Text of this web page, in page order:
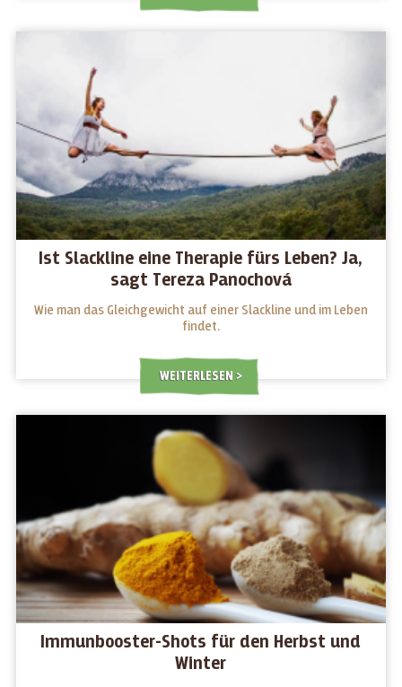
Ist Slackline eine Therapie fürs Leben? Ja,
sagt Tereza Panochová
Wie man das Gleichgewicht auf einer Slackline und im Leben
findet.
WEITERLESEN
Immunbooster-Shots für den Herbst und
Winter